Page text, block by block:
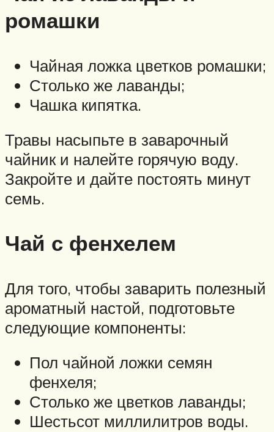
ромашки
Чайная ложка цветков ромашки;
Столько же лаванды;
Чашка кипятка.
Травы насыпьте в заварочный
чайник и налейте горячую воду.
Закройте и дайте постоять минут
семь.
Чай с фенхелем
Для того, чтобы заварить полезный
ароматный настой, подготовьте
следующие компоненты:
Пол чайной ложки семян
фенхеля;
Столько же цветков лаванды;
Шестьсот миллилитров воды.